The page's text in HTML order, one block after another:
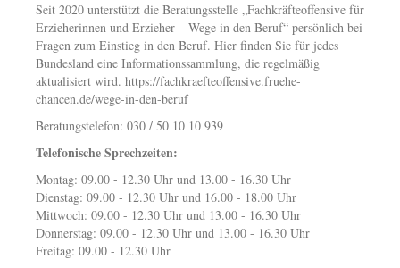
Seit 2020 unterstützt die Beratungsstelle „Fachkräfteoffensive für
Erzieherinnen und Erzieher – Wege in den Beruf“ persönlich bei
Fragen zum Einstieg in den Beruf. Hier finden Sie für jedes
Bundesland eine Informationssammlung, die regelmäßig
aktualisiert wird. https://fachkraefteoffensive.fruehe-
chancen.de/wege-in-den-beruf
Beratungstelefon: 030 / 50 10 10 939
Telefonische Sprechzeiten:
Montag: 09.00 - 12.30 Uhr und 13.00 - 16.30 Uhr
Dienstag: 09.00 - 12.30 Uhr und 16.00 - 18.00 Uhr
Mittwoch: 09.00 - 12.30 Uhr und 13.00 - 16.30 Uhr
Donnerstag: 09.00 - 12.30 Uhr und 13.00 - 16.30 Uhr
Freitag: 09.00 - 12.30 Uhr